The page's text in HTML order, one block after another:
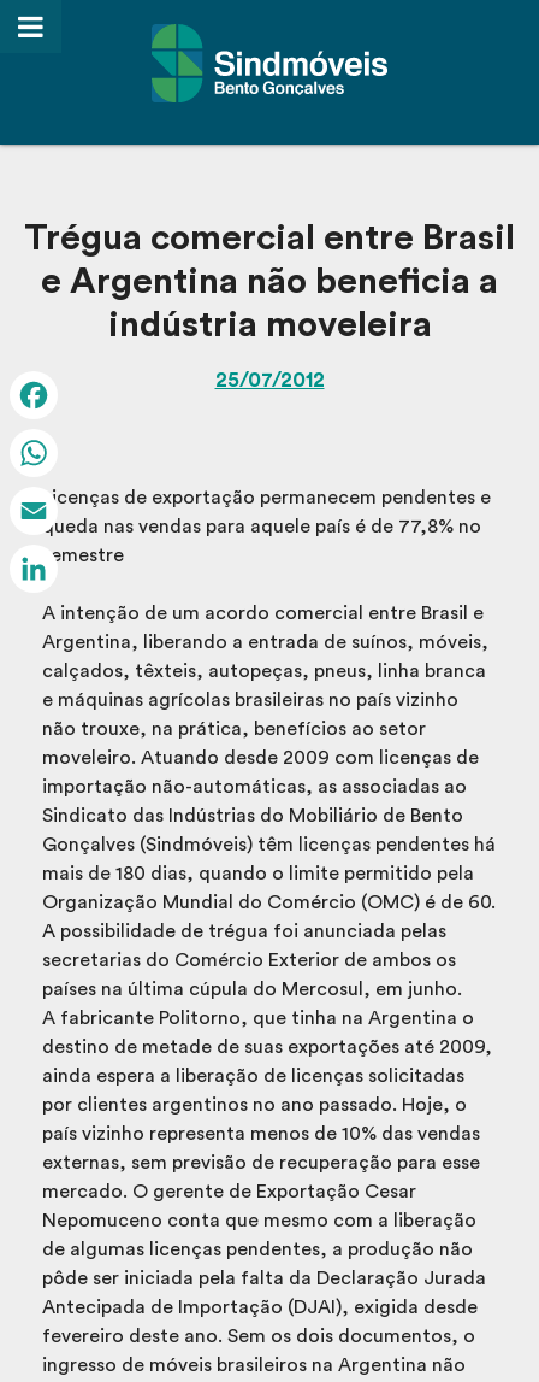
Trégua comercial entre Brasil
e Argentina não beneficia a
indústria moveleira
25/07/2012
Licenças de exportação permanecem pendentes e
queda nas vendas para aquele país é de 77,8% no
semestre
A intenção de um acordo comercial entre Brasil e
Argentina, liberando a entrada de suínos, móveis,
calçados, têxteis, autopeças, pneus, linha branca
e máquinas agrícolas brasileiras no país vizinho
não trouxe, na prática, benefícios ao setor
moveleiro. Atuando desde 2009 com licenças de
importação não-automáticas, as associadas ao
Sindicato das Indústrias do Mobiliário de Bento
Gonçalves (Sindmóveis) têm licenças pendentes há
mais de 180 dias, quando o limite permitido pela
Organização Mundial do Comércio (OMC) é de 60.
A possibilidade de trégua foi anunciada pelas
secretarias do Comércio Exterior de ambos os
países na última cúpula do Mercosul, em junho.
A fabricante Politorno, que tinha na Argentina o
destino de metade de suas exportações até 2009,
ainda espera a liberação de licenças solicitadas
por clientes argentinos no ano passado. Hoje, o
país vizinho representa menos de 10% das vendas
externas, sem previsão de recuperação para esse
mercado. O gerente de Exportação Cesar
Nepomuceno conta que mesmo com a liberação
de algumas licenças pendentes, a produção não
pôde ser iniciada pela falta da Declaração Jurada
Antecipada de Importação (DJAI), exigida desde
fevereiro deste ano. Sem os dois documentos, o
ingresso de móveis brasileiros na Argentina não
Facebook
WhatsApp
Email
LinkedIn